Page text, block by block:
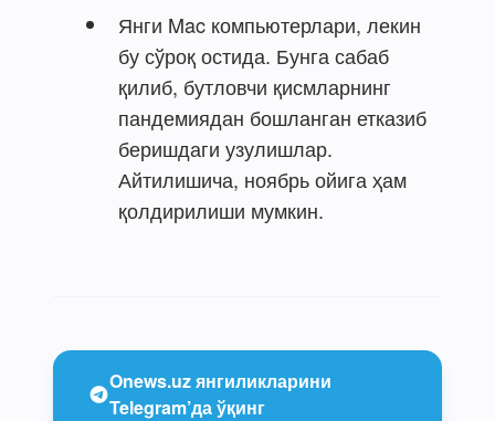
Янги Mac компьютерлари, лекин
бу сўроқ остида. Бунга сабаб
қилиб, бутловчи қисмларнинг
пандемиядан бошланган етказиб
беришдаги узулишлар.
Айтилишича, ноябрь ойига ҳам
қолдирилиши мумкин.
Onews.uz янгиликларини
Telegram’да ўқинг